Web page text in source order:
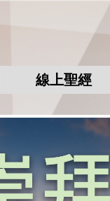
線上聖經